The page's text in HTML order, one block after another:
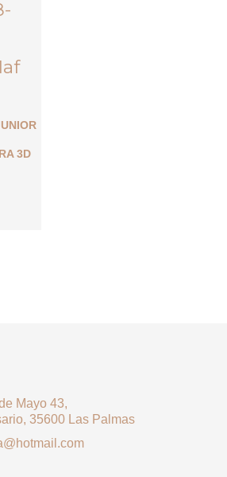
3D
Mayo 43,
35600 Las Palmas